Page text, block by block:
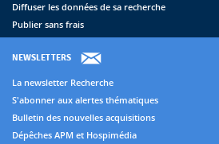
Diffuser les données de sa recherche
Publier sans frais
NEWSLETTERS
La newsletter Recherche
S'abonner aux alertes thématiques
Bulletin des nouvelles acquisitions
Dépêches APM et Hospimédia